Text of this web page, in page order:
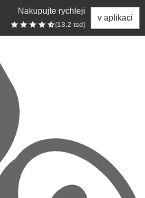
Nakupujte rychleji
(13.2 tsd)
v aplikaci